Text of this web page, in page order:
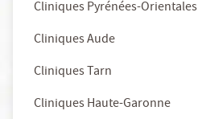
Cliniques Pyrénées-Orientales
Cliniques Aude
Cliniques Tarn
Cliniques Haute-Garonne